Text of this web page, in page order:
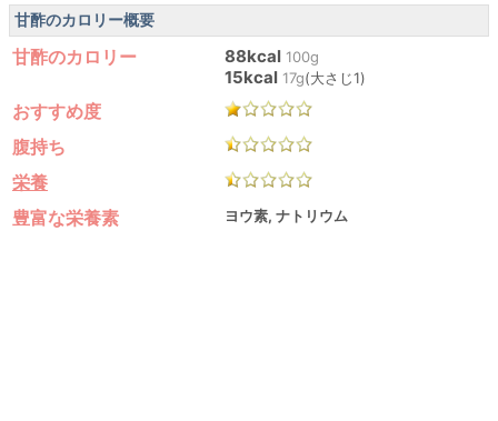
甘酢のカロリー概要
甘酢のカロリー 88kcal 100g
15kcal 17g(大さじ1)
おすすめ度
腹持ち
栄養
豊富な栄養素
ヨウ素, ナトリウム